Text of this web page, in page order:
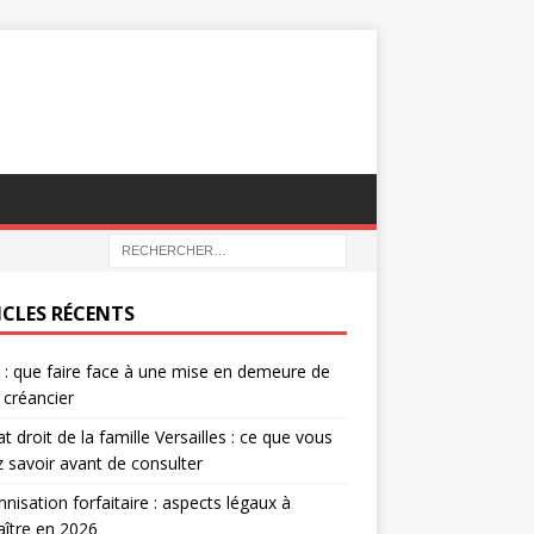
RÉCENTS
: que faire face à une mise en demeure de
droit de la famille Versailles : ce que vous
savoir avant de consulter
forfaitaire : aspects légaux à
en 2026